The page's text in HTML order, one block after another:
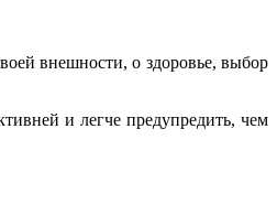
внешности, о здоровье, выбор
и легче предупредить, чем